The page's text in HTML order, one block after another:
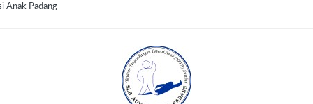
Anak Padang